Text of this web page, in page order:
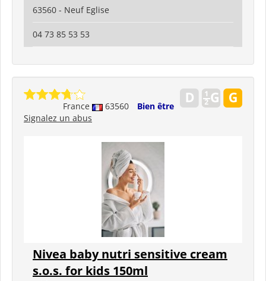
63560 - Neuf Eglise
04 73 85 53 53
France 63560
Bien être
Signalez un abus
Nivea baby nutri sensitive cream
s.o.s. for kids 150ml